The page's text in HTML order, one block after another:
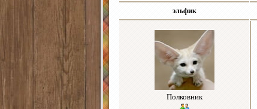
эльфик
Полковник